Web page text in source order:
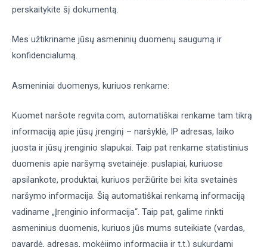
perskaitykite šį dokumentą.
Mes užtikriname jūsų asmeninių duomenų saugumą ir
konfidencialumą.
Asmeniniai duomenys, kuriuos renkame:
Kuomet naršote regvita.com, automatiškai renkame tam tikrą
informaciją apie jūsų įrenginį – naršyklė, IP adresas, laiko
juosta ir jūsų įrenginio slapukai. Taip pat renkame statistinius
duomenis apie naršymą svetainėje: puslapiai, kuriuose
apsilankote, produktai, kuriuos peržiūrite bei kita svetainės
naršymo informacija. Šią automatiškai renkamą informaciją
vadiname „Įrenginio informacija“. Taip pat, galime rinkti
asmeninius duomenis, kuriuos jūs mums suteikiate (vardas,
pavardė, adresas, mokėjimo informacija ir t.t.) sukurdami